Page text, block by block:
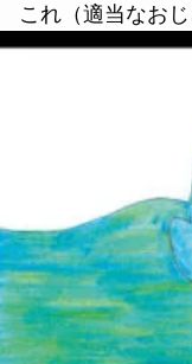
これ（適当なお